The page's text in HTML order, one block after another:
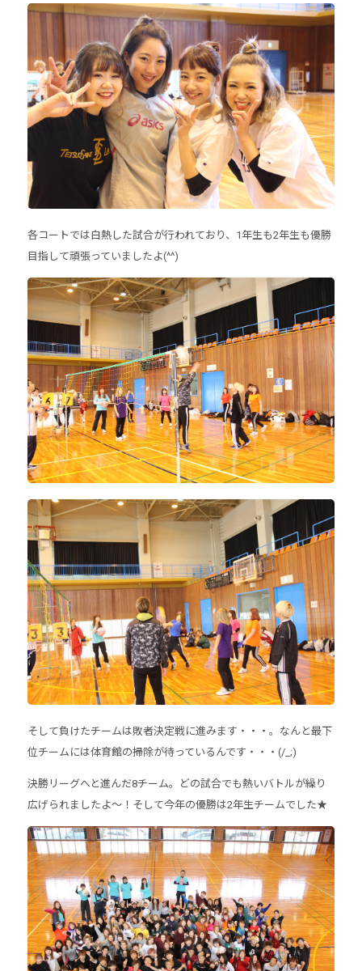
各コートでは白熱した試合が行われており、1年生も2年生も優勝
目指して頑張っていましたよ(^^)
そして負けたチームは敗者決定戦に進みます・・・。なんと最下
位チームには体育館の掃除が待っているんです・・・(/_;)
決勝リーグへと進んだ8チーム。どの試合でも熱いバトルが繰り
広げられましたよ～！そして今年の優勝は2年生チームでした★